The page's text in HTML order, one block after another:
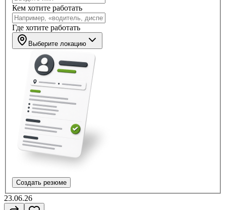
Кем хотите работать
Где хотите работать
Выберите локацию
Создать резюме
23.06.26